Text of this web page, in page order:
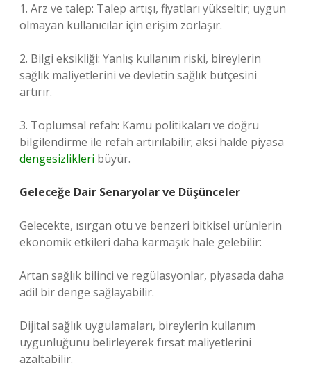
1. Arz ve talep: Talep artışı, fiyatları yükseltir; uygun
olmayan kullanıcılar için erişim zorlaşır.
2. Bilgi eksikliği: Yanlış kullanım riski, bireylerin
sağlık maliyetlerini ve devletin sağlık bütçesini
artırır.
3. Toplumsal refah: Kamu politikaları ve doğru
bilgilendirme ile refah artırılabilir; aksi halde piyasa
dengesizlikleri büyür.
Geleceğe Dair Senaryolar ve Düşünceler
Gelecekte, ısırgan otu ve benzeri bitkisel ürünlerin
ekonomik etkileri daha karmaşık hale gelebilir:
Artan sağlık bilinci ve regülasyonlar, piyasada daha
adil bir denge sağlayabilir.
Dijital sağlık uygulamaları, bireylerin kullanım
uygunluğunu belirleyerek fırsat maliyetlerini
azaltabilir.